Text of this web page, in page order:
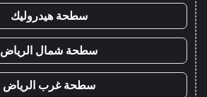
سطحة هيدروليك
سطحة شمال الرياض
سطحة غرب الرياض